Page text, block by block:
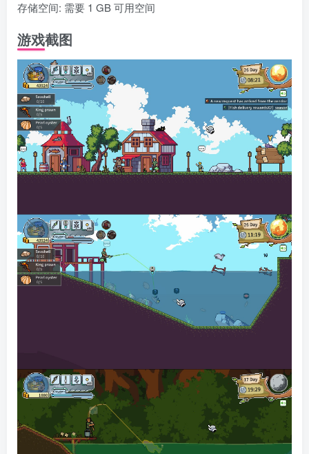
存储空间: 需要 1 GB 可用空间
游戏截图